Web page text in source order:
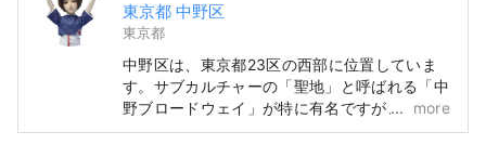
東京都 中野区
東京都
中野区は、東京都23区の西部に位置していま
す。サブカルチャーの「聖地」と呼ばれる「中
野ブロードウェイ」が特に有名ですが、それ以
外にも歴史ある神社・仏閣やグルメなど、多く
more